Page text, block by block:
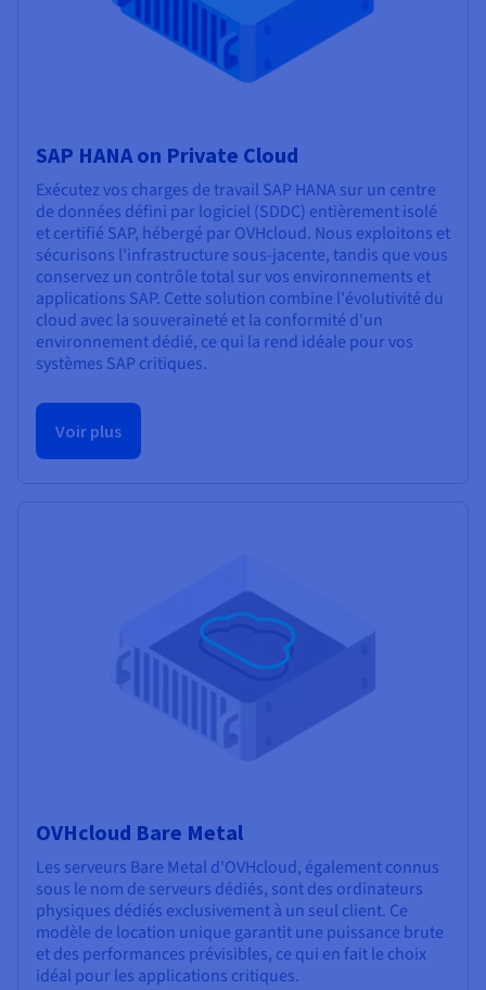
SAP HANA on Private Cloud
Exécutez vos charges de travail SAP HANA sur un centre
de données défini par logiciel (SDDC) entièrement isolé
et certifié SAP, hébergé par OVHcloud. Nous exploitons et
sécurisons l'infrastructure sous-jacente, tandis que vous
conservez un contrôle total sur vos environnements et
applications SAP. Cette solution combine l'évolutivité du
cloud avec la souveraineté et la conformité d'un
environnement dédié, ce qui la rend idéale pour vos
systèmes SAP critiques.
Voir plus
OVHcloud Bare Metal
Les serveurs Bare Metal d'OVHcloud, également connus
sous le nom de serveurs dédiés, sont des ordinateurs
physiques dédiés exclusivement à un seul client. Ce
modèle de location unique garantit une puissance brute
et des performances prévisibles, ce qui en fait le choix
idéal pour les applications critiques.